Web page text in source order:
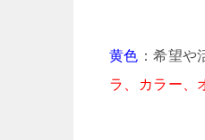
黄色 ：希望
ラ、カラー、